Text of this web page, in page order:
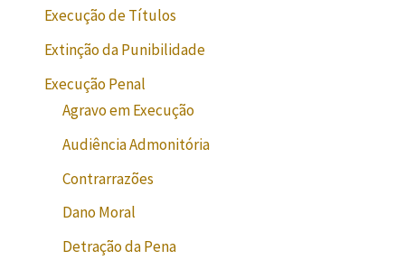
Execução de Títulos
Extinção da Punibilidade
Execução Penal
Agravo em Execução
Audiência Admonitória
Contrarrazões
Dano Moral
Detração da Pena